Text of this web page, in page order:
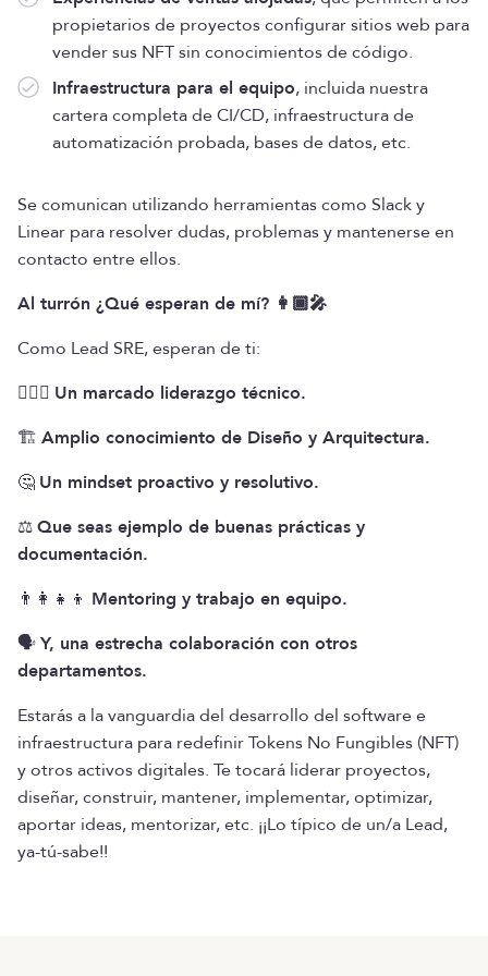
propietarios de proyectos configurar sitios web para
vender sus NFT sin conocimientos de código.
Infraestructura para el equipo, incluida nuestra
cartera completa de CI/CD, infraestructura de
automatización probada, bases de datos, etc.
Se comunican utilizando herramientas como Slack y
Linear para resolver dudas, problemas y mantenerse en
contacto entre ellos.
Al turrón ¿Qué esperan de mí? 👩🏾‍🎤
Como Lead SRE, esperan de ti:
🦸🏾‍♀️ Un marcado liderazgo técnico.
🏗️ Amplio conocimiento de Diseño y Arquitectura.
🤔 Un mindset proactivo y resolutivo.
⚖️Que seas ejemplo de buenas prácticas y
documentación.
👨‍👩‍👧‍👦 Mentoring y trabajo en equipo.
🗣️Y, una estrecha colaboración con otros
departamentos.
Estarás a la vanguardia del desarrollo del software e
infraestructura para redefinir Tokens No Fungibles (NFT)
y otros activos digitales. Te tocará liderar proyectos,
diseñar, construir, mantener, implementar, optimizar,
aportar ideas, mentorizar, etc. ¡¡Lo típico de un/a Lead,
ya-tú-sabe!!